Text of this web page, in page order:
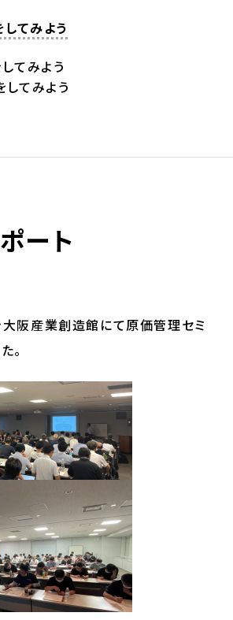
てみよう
てみよう
てみよう
ート
阪産業創造館にて原価管理セミ
。